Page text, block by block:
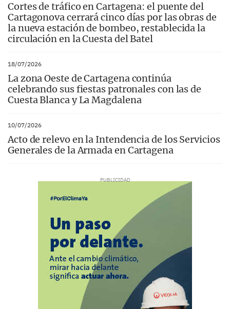
Cortes de tráfico en Cartagena: el puente del
Cartagonova cerrará cinco días por las obras de
la nueva estación de bombeo, restablecida la
circulación en la Cuesta del Batel
18/07/2026
La zona Oeste de Cartagena continúa
celebrando sus fiestas patronales con las de
Cuesta Blanca y La Magdalena
10/07/2026
Acto de relevo en la Intendencia de los Servicios
Generales de la Armada en Cartagena